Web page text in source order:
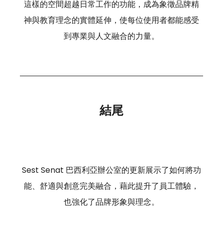
這樣的空間超越日常工作的功能，成為象徵品牌精
神與教育理念的實體延伸，使每位使用者都能感受
到專業與人文融合的力量。
結尾
Sest Senat 巴西利亞辦公室的更新展示了如何將功
能、舒適與創意完美融合，藉此提升了員工體驗，
也強化了品牌形象與理念。